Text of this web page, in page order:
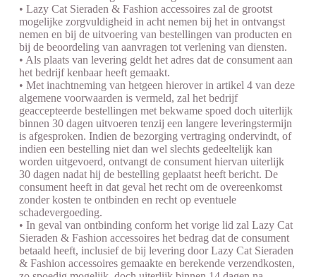
• Lazy Cat Sieraden & Fashion accessoires zal de grootst
mogelijke zorgvuldigheid in acht nemen bij het in ontvangst
nemen en bij de uitvoering van bestellingen van producten en
bij de beoordeling van aanvragen tot verlening van diensten.
• Als plaats van levering geldt het adres dat de consument aan
het bedrijf kenbaar heeft gemaakt.
• Met inachtneming van hetgeen hierover in artikel 4 van deze
algemene voorwaarden is vermeld, zal het bedrijf
geaccepteerde bestellingen met bekwame spoed doch uiterlijk
binnen 30 dagen uitvoeren tenzij een langere leveringstermijn
is afgesproken. Indien de bezorging vertraging ondervindt, of
indien een bestelling niet dan wel slechts gedeeltelijk kan
worden uitgevoerd, ontvangt de consument hiervan uiterlijk
30 dagen nadat hij de bestelling geplaatst heeft bericht. De
consument heeft in dat geval het recht om de overeenkomst
zonder kosten te ontbinden en recht op eventuele
schadevergoeding.
• In geval van ontbinding conform het vorige lid zal Lazy Cat
Sieraden & Fashion accessoires het bedrag dat de consument
betaald heeft, inclusief de bij levering door Lazy Cat Sieraden
& Fashion accessoires gemaakte en berekende verzendkosten,